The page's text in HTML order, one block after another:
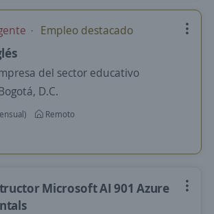
Empleo destacado
del sector educativo
D.C.
Remoto
Microsoft AI 901 Azure